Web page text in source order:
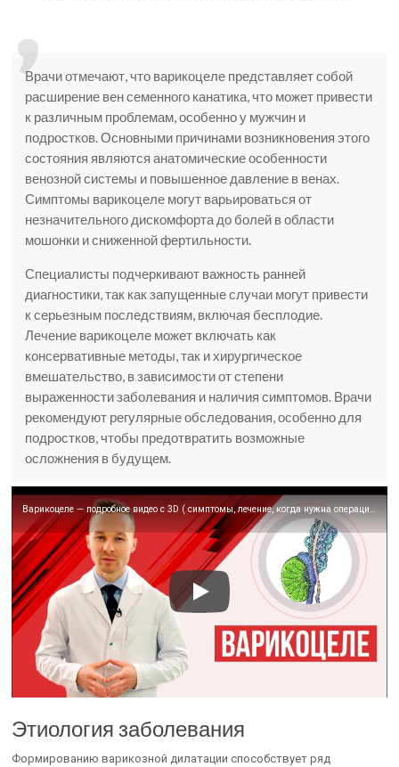
Врачи отмечают, что варикоцеле представляет собой
расширение вен семенного канатика, что может привести
к различным проблемам, особенно у мужчин и
подростков. Основными причинами возникновения этого
состояния являются анатомические особенности
венозной системы и повышенное давление в венах.
Симптомы варикоцеле могут варьироваться от
незначительного дискомфорта до болей в области
мошонки и сниженной фертильности.
Специалисты подчеркивают важность ранней
диагностики, так как запущенные случаи могут привести
к серьезным последствиям, включая бесплодие.
Лечение варикоцеле может включать как
консервативные методы, так и хирургическое
вмешательство, в зависимости от степени
выраженности заболевания и наличия симптомов. Врачи
рекомендуют регулярные обследования, особенно для
подростков, чтобы предотвратить возможные
осложнения в будущем.
Варикоцеле — подробное видео с 3D ( симптомы, лечение, когда нужна операция?)
Этиология заболевания
Формированию варикозной дилатации способствует ряд